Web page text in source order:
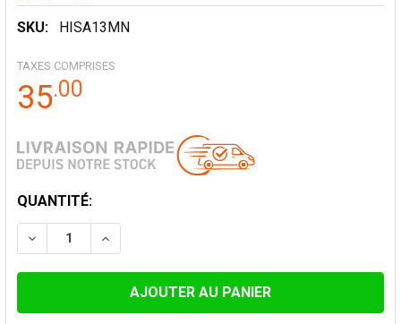
SKU: HISA13MN
TAXES COMPRISES
35.00
STOCK
ACTUEL:
QUANTITÉ:
DIMINUER LA QUANTITÉ DE SUPPORT MURAL
AUGMENTER LA QUANTITÉ DE SUPPORT